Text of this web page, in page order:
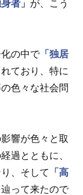
者」 が、こう
の中で「独居
ており、特に
色々な社会問
響が色々と取
過とともに、
、そして
「高
って来たので